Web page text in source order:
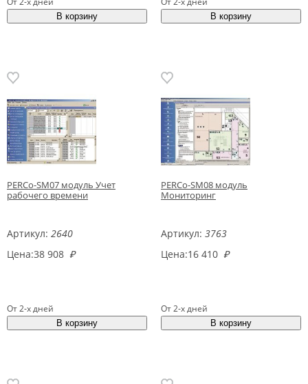
PERCo-SM07 модуль Учет
рабочего времени
Артикул: 2640
Цена:38 908 ₽
От 2-х дней
PERCo-SM08 модуль
Мониторинг
Артикул: 3763
Цена:16 410 ₽
От 2-х дней